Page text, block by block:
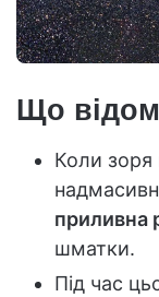
Що
Коли зоря
приливна
шматки.
Під час